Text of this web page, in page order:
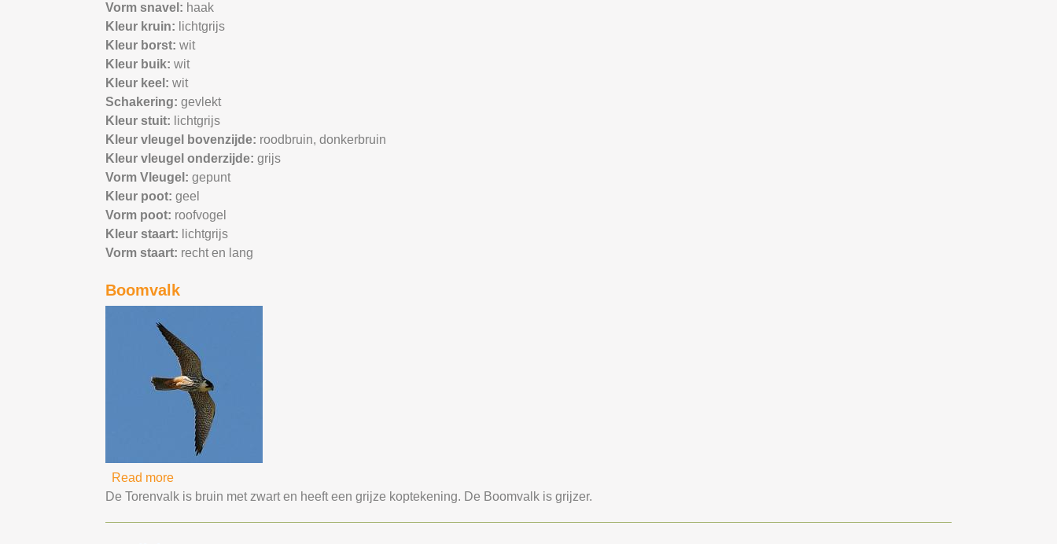
Vorm snavel: haak
Kleur kruin: lichtgrijs
Kleur borst:wit
Kleur buik:wit
Kleur keel:wit
Schakering:gevlekt
Kleur stuit: lichtgrijs
Kleur vleugel bovenzijde: roodbruin, donkerbruin
Kleur vleugel onderzijde:grijs
Vorm Vleugel:gepunt
Kleur poot:geel
Vorm poot: roofvogel
Kleur staart: lichtgrijs
Vorm staart: recht en lang
Boomvalk
Read more
De Torenvalk is bruin met zwart en heeft een grijze koptekening. De Boomvalk is grijzer.